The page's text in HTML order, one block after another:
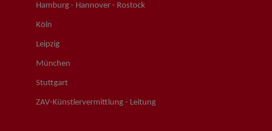
Hamburg - Hannover - Rostock
Köln
Leipzig
München
Stuttgart
ZAV-Künstlervermittlung - Leitung